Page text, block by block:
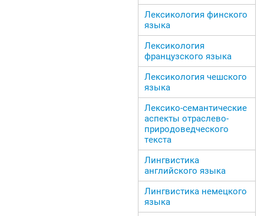
Лексикология финского
языка
Лексикология
французского языка
Лексикология чешского
языка
Лексико-семантические
аспекты отраслево-
природоведческого
текста
Лингвистика
английского языка
Лингвистика немецкого
языка